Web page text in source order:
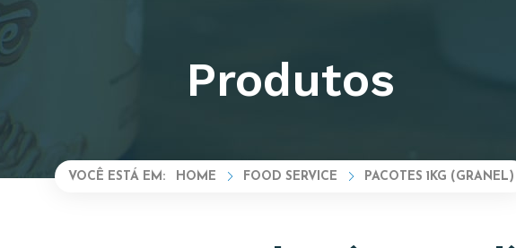
Produtos
HOME FOOD SERVICE PACOTES 1KG (GRANEL)